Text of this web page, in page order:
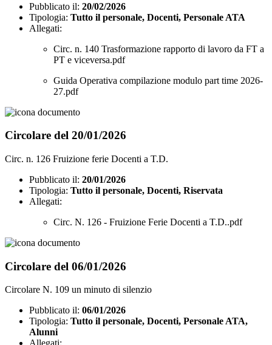
Pubblicato il: 20/02/2026
Tipologia: Tutto il personale, Docenti, Personale ATA
Allegati:
Circ. n. 140 Trasformazione rapporto di lavoro da FT a
PT e viceversa.pdf
Guida Operativa compilazione modulo part time 2026-
27.pdf
Circolare del 20/01/2026
Circ. n. 126 Fruizione ferie Docenti a T.D.
Pubblicato il: 20/01/2026
Tipologia: Tutto il personale, Docenti, Riservata
Allegati:
Circ. N. 126 - Fruizione Ferie Docenti a T.D..pdf
Circolare del 06/01/2026
Circolare N. 109 un minuto di silenzio
Pubblicato il: 06/01/2026
Tipologia: Tutto il personale, Docenti, Personale ATA,
Alunni